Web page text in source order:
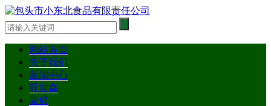
网站首页
关于我们
新闻中心
旺世鑫
蒙鲜